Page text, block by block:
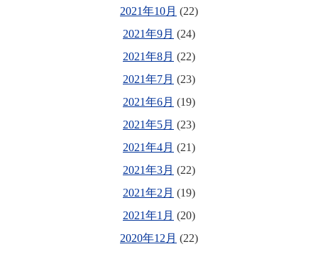
2021年10月 (22)
2021年9月 (24)
2021年8月 (22)
2021年7月 (23)
2021年6月 (19)
2021年5月 (23)
2021年4月 (21)
2021年3月 (22)
2021年2月 (19)
2021年1月 (20)
2020年12月 (22)